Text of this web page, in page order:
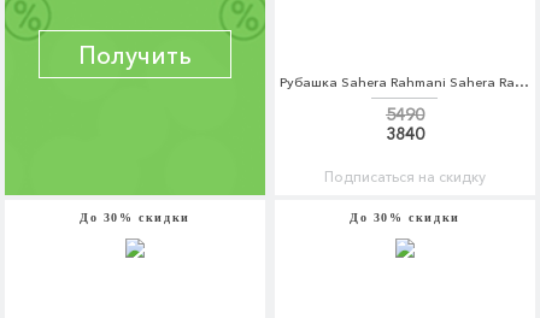
Получить
Рубашка Sahera Rahmani Sahera Rahmani MP002XM0W5KE
5490
3840
Подписаться на скидку
До 30% скидки До 30% скидки